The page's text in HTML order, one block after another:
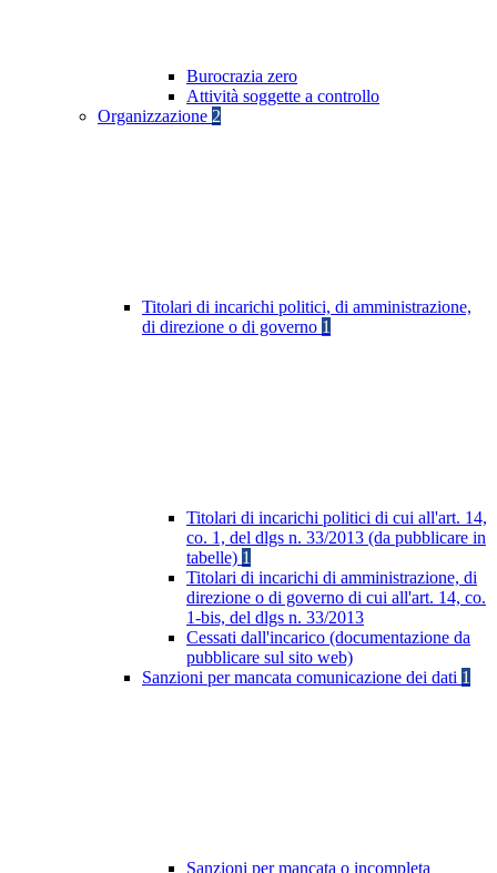
Burocrazia zero
Attività soggette a controllo
Organizzazione 2
Titolari di incarichi politici, di amministrazione,
di direzione o di governo 1
Titolari di incarichi politici di cui all'art. 14,
co. 1, del dlgs n. 33/2013 (da pubblicare in
tabelle) 1
Titolari di incarichi di amministrazione, di
direzione o di governo di cui all'art. 14, co.
1-bis, del dlgs n. 33/2013
Cessati dall'incarico (documentazione da
pubblicare sul sito web)
Sanzioni per mancata comunicazione dei dati 1
Sanzioni per mancata o incompleta